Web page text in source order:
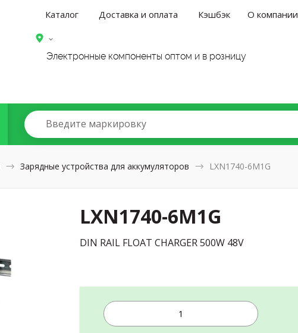
Каталог Доставка и оплата Кэшбэк О компании
Электронные компоненты оптом и в розницу
Введите маркировку
Зарядные устройства для аккумуляторов LXN1740-6M1G
LXN1740-6M1G
DIN RAIL FLOAT CHARGER 500W 48V